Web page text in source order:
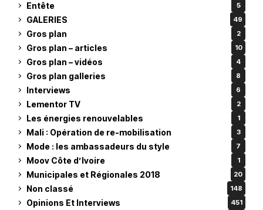
Entête 5
GALERIES 49
Gros plan 2
Gros plan – articles 10
Gros plan – vidéos 4
Gros plan galleries 8
Interviews 6
Lementor TV 2
Les énergies renouvelables 1
Mali : Opération de re-mobilisation 3
Mode : les ambassadeurs du style 7
Moov Côte d’Ivoire 1
Municipales et Régionales 2018 20
Non classé 148
Opinions Et Interviews 451